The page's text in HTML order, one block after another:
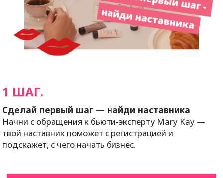
1 ШАГ.
Сделай первый шаг — найди наставника
Начни с обращения к бьюти-эксперту Mary Kay —
твой наставник поможет с регистрацией и
подскажет, с чего начать бизнес.